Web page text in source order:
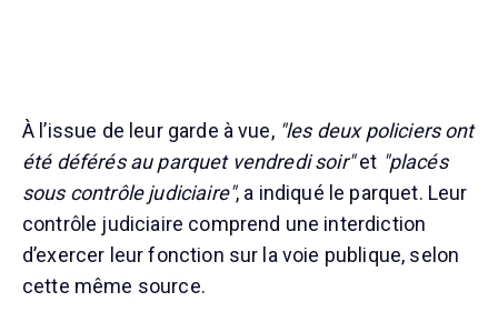
À l’issue de leur garde à vue, "les deux policiers ont
été déférés au parquet vendredi soir"et "placés
sous contrôle judiciaire", a indiqué le parquet. Leur
contrôle judiciaire comprend une interdiction
d’exercer leur fonction sur la voie publique, selon
cette même source.